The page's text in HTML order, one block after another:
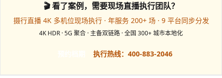
🎬 看了案例，需要现场直播执行团队？
摄行直播 4K 多机位现场执行 · 年服务 200+ 场 · 9 平台同步分发
4K HDR · 5G 聚合 · 主备双链路 · 全国 300+ 城市本地化
执行热线：400-883-2046